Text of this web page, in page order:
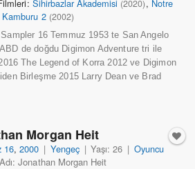
Sihirbazlar Akademisi (2020), Notre
Kamburu 2 (2002)
16 Temmuz 1953 te San Angelo
de doğdu Digimon Adventure tri ile
The Legend of Korra 2012 ve Digimon
Birleşme 2015 Larry Dean ve Brad
Morgan Heit
16,2000 | Yengeç | Yaşı: 26 | Oyuncu
Jonathan Morgan Heit